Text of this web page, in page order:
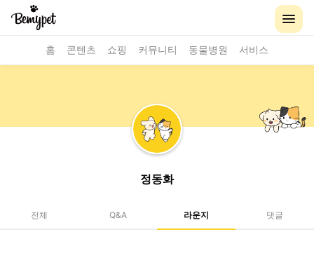
홈 콘텐츠 쇼핑 커뮤니티 동물병원 서비스
정동화
전체 Q&A 라운지 댓글